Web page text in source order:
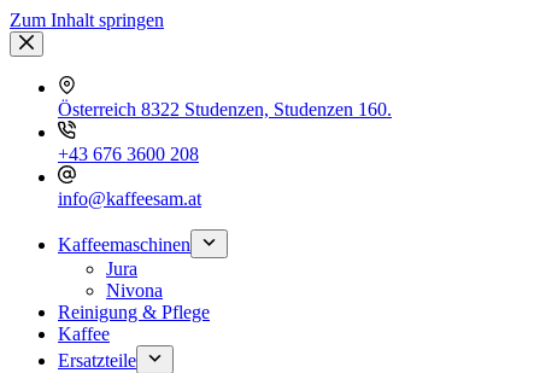
Zum Inhalt springen
Österreich 8322 Studenzen, Studenzen 160.
+43 676 3600 208
info@kaffeesam.at
Kaffeemaschinen
Jura
Nivona
Reinigung & Pflege
Kaffee
Ersatzteile